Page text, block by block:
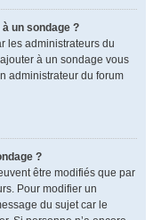
un sondage ?
les administrateurs du
à un sondage vous
administrateur du forum
?
être modifiés que par
Pour modifier un
du sujet car le